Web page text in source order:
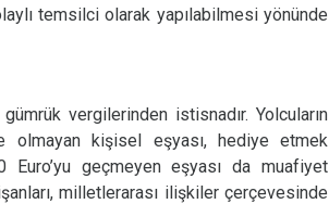
temsilci olarak yapılabilmesi yönünde
vergilerinden istisnadır. Yolcuların
olmayan kişisel eşyası, hediye etmek
geçmeyen eşyası da muafiyet
milletlerarası ilişkiler çerçevesinde